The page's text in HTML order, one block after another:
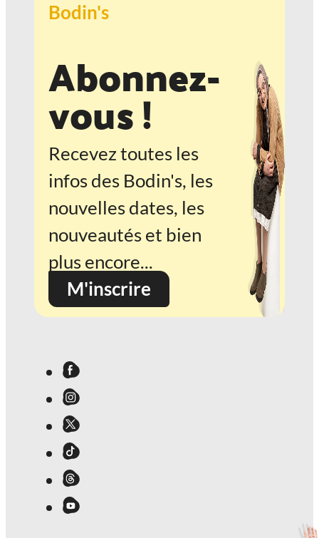
Bodin's
Abonnez-
vous !
Recevez toutes les
infos des Bodin's, les
nouvelles dates, les
nouveautés et bien
plus encore...
M'inscrire